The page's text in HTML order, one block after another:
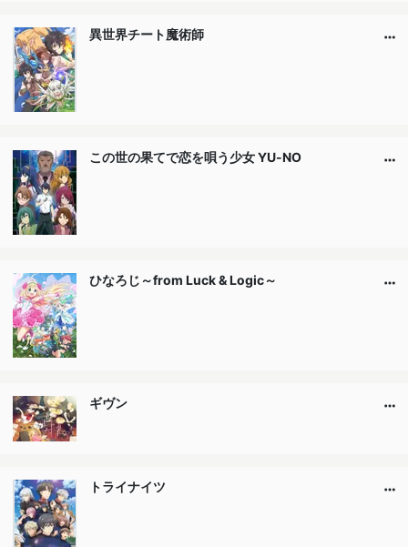
異世界チート魔術師
この世の果てで恋を唄う少女 YU-NO
ひなろじ～from Luck & Logic～
ギヴン
トライナイツ